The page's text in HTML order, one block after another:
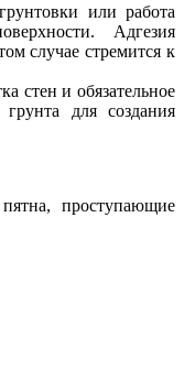
или работа
Адгезия
случае стремится к
стен и обязательное
грунта для создания
проступающие